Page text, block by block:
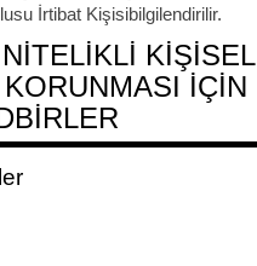
İrtibat Kişisibilgilendirilir.
KIŞISEL
İÇIN